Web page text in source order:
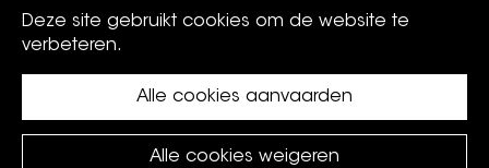
Deze site gebruikt cookies om de website te
verbeteren.
Alle cookies weigeren
Alle cookies aanvaarden